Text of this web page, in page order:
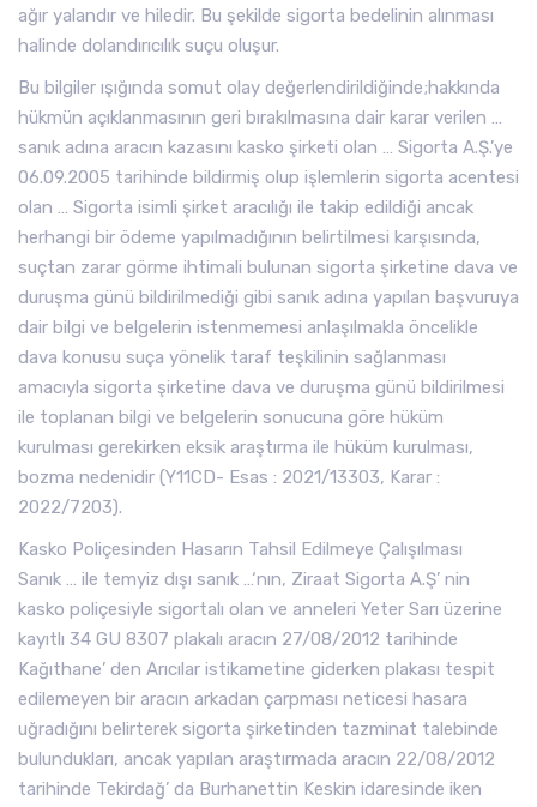
ağır yalandır ve hiledir. Bu şekilde sigorta bedelinin alınması
halinde dolandırıcılık suçu oluşur.
Bu bilgiler ışığında somut olay değerlendirildiğinde;hakkında
hükmün açıklanmasının geri bırakılmasına dair karar verilen …
sanık adına aracın kazasını kasko şirketi olan … Sigorta A.Ş.’ye
06.09.2005 tarihinde bildirmiş olup işlemlerin sigorta acentesi
olan … Sigorta isimli şirket aracılığı ile takip edildiği ancak
herhangi bir ödeme yapılmadığının belirtilmesi karşısında,
suçtan zarar görme ihtimali bulunan sigorta şirketine dava ve
duruşma günü bildirilmediği gibi sanık adına yapılan başvuruya
dair bilgi ve belgelerin istenmemesi anlaşılmakla öncelikle
dava konusu suça yönelik taraf teşkilinin sağlanması
amacıyla sigorta şirketine dava ve duruşma günü bildirilmesi
ile toplanan bilgi ve belgelerin sonucuna göre hüküm
kurulması gerekirken eksik araştırma ile hüküm kurulması,
bozma nedenidir (Y11CD- Esas : 2021/13303, Karar :
2022/7203).
Kasko Poliçesinden Hasarın Tahsil Edilmeye Çalışılması
Sanık … ile temyiz dışı sanık …‘nın, Ziraat Sigorta A.Ş’ nin
kasko poliçesiyle sigortalı olan ve anneleri Yeter Sarı üzerine
kayıtlı 34 GU 8307 plakalı aracın 27/08/2012 tarihinde
Kağıthane’ den Arıcılar istikametine giderken plakası tespit
edilemeyen bir aracın arkadan çarpması neticesi hasara
uğradığını belirterek sigorta şirketinden tazminat talebinde
bulundukları, ancak yapılan araştırmada aracın 22/08/2012
tarihinde Tekirdağ’ da Burhanettin Keskin idaresinde iken